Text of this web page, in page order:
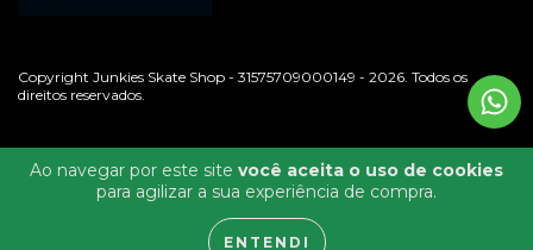
Ao navegar por este site você aceita o uso de cookies
para agilizar a sua experiência de compra.
ENTENDI
Copyright Junkies Skate Shop - 31575709000149 - 2026. Todos os
direitos reservados.